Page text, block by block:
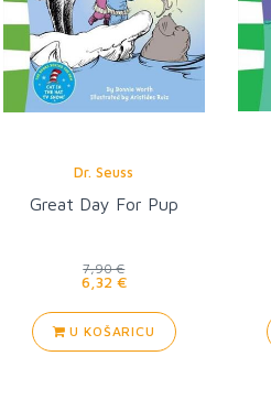
Dr. Seuss
Great Day For Pup
7,90 €
6,32 €
U KOŠARICU